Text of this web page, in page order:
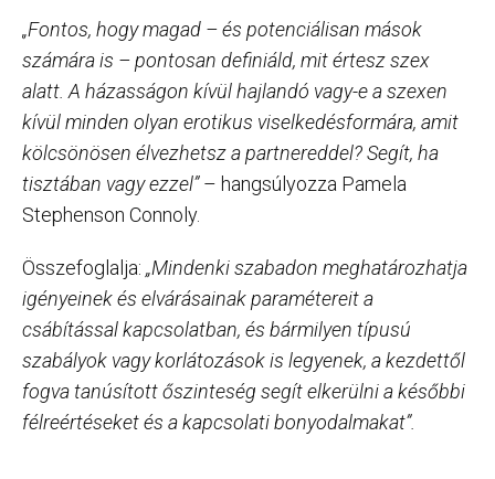
„Fontos, hogy magad – és potenciálisan mások
számára is – pontosan definiáld, mit értesz szex
alatt. A házasságon kívül hajlandó vagy-e a szexen
kívül minden olyan erotikus viselkedésformára, amit
kölcsönösen élvezhetsz a partnereddel? Segít, ha
tisztában vagy ezzel”– hangsúlyozza Pamela
Stephenson Connoly.
Összefoglalja: „Mindenki szabadon meghatározhatja
igényeinek és elvárásainak paramétereit a
csábítással kapcsolatban, és bármilyen típusú
szabályok vagy korlátozások is legyenek, a kezdettől
fogva tanúsított őszinteség segít elkerülni a későbbi
félreértéseket és a kapcsolati bonyodalmakat”.